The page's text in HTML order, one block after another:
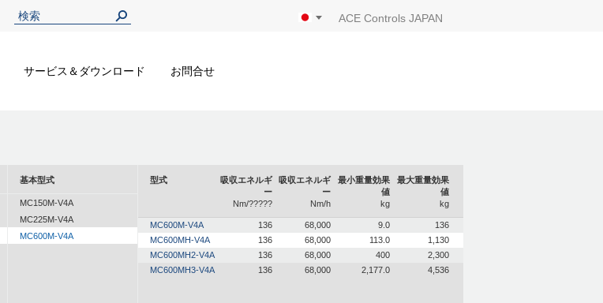
ACE Controls JAPAN
サービス＆ダウンロード お問合せ
基本型式
MC150M-V4A
MC225M-V4A
MC600M-V4A
型式
吸収エネルギ
ー
Nm/?????
吸収エネルギ
ー
Nm/h
最小重量効果
値
kg
最大重量効果
値
kg
MC600M-V4A 136 68,000 9.0
136
MC600MH-V4A
136 68,000 113.0
1,130
MC600MH2-V4A
136 68,000 400
2,300
MC600MH3-V4A
136 68,000 2,177.0 4,536